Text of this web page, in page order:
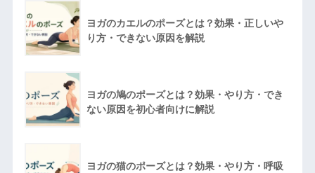
ヨガのカエルのポーズとは？効果・正しいや
り方・できない原因を解説
ヨガの鳩のポーズとは？効果・やり方・でき
ない原因を初心者向けに解説
ヨガの猫のポーズとは？効果・やり方・呼吸